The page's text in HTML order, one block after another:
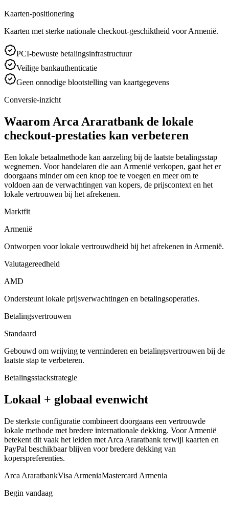
Kaarten-positionering
Kaarten met sterke nationale checkout-geschiktheid voor Armenië.
PCI-bewuste betalingsinfrastructuur
Veilige bankauthenticatie
Geen onnodige blootstelling van kaartgegevens
Conversie-inzicht
Waarom Arca Araratbank de lokale
checkout-prestaties kan verbeteren
Een lokale betaalmethode kan aarzeling bij de laatste betalingsstap
wegnemen. Voor handelaren die aan Armenië verkopen, gaat het er
doorgaans minder om een knop toe te voegen en meer om te
voldoen aan de verwachtingen van kopers, de prijscontext en het
lokale vertrouwen bij het afrekenen.
Marktfit
Armenië
Ontworpen voor lokale vertrouwdheid bij het afrekenen in Armenië.
Valutagereedheid
AMD
Ondersteunt lokale prijsverwachtingen en betalingsoperaties.
Betalingsvertrouwen
Standaard
Gebouwd om wrijving te verminderen en betalingsvertrouwen bij de
laatste stap te verbeteren.
Betalingsstackstrategie
Lokaal + globaal evenwicht
De sterkste configuratie combineert doorgaans een vertrouwde
lokale methode met bredere internationale dekking. Voor Armenië
betekent dit vaak het leiden met Arca Araratbank terwijl kaarten en
PayPal beschikbaar blijven voor bredere dekking van
koperspreferenties.
Arca AraratbankVisa ArmeniaMastercard Armenia
Begin vandaag